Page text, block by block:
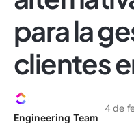
para la
clientes
Engineering Team
4 de